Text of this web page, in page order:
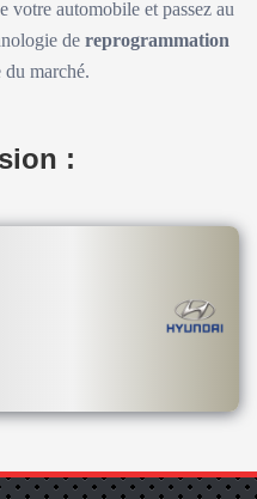
votre automobile et passez au
de reprogrammation
du marché.
: